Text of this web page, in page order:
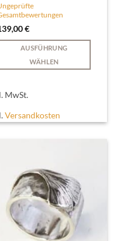
5von
€
AUSFÜHRUNG
WÄHLEN
können
der
Produktseite
gewählt
MwSt.
Versandkosten